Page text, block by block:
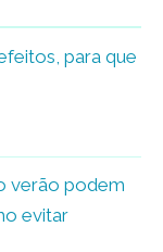
para que
verão podem
evitar